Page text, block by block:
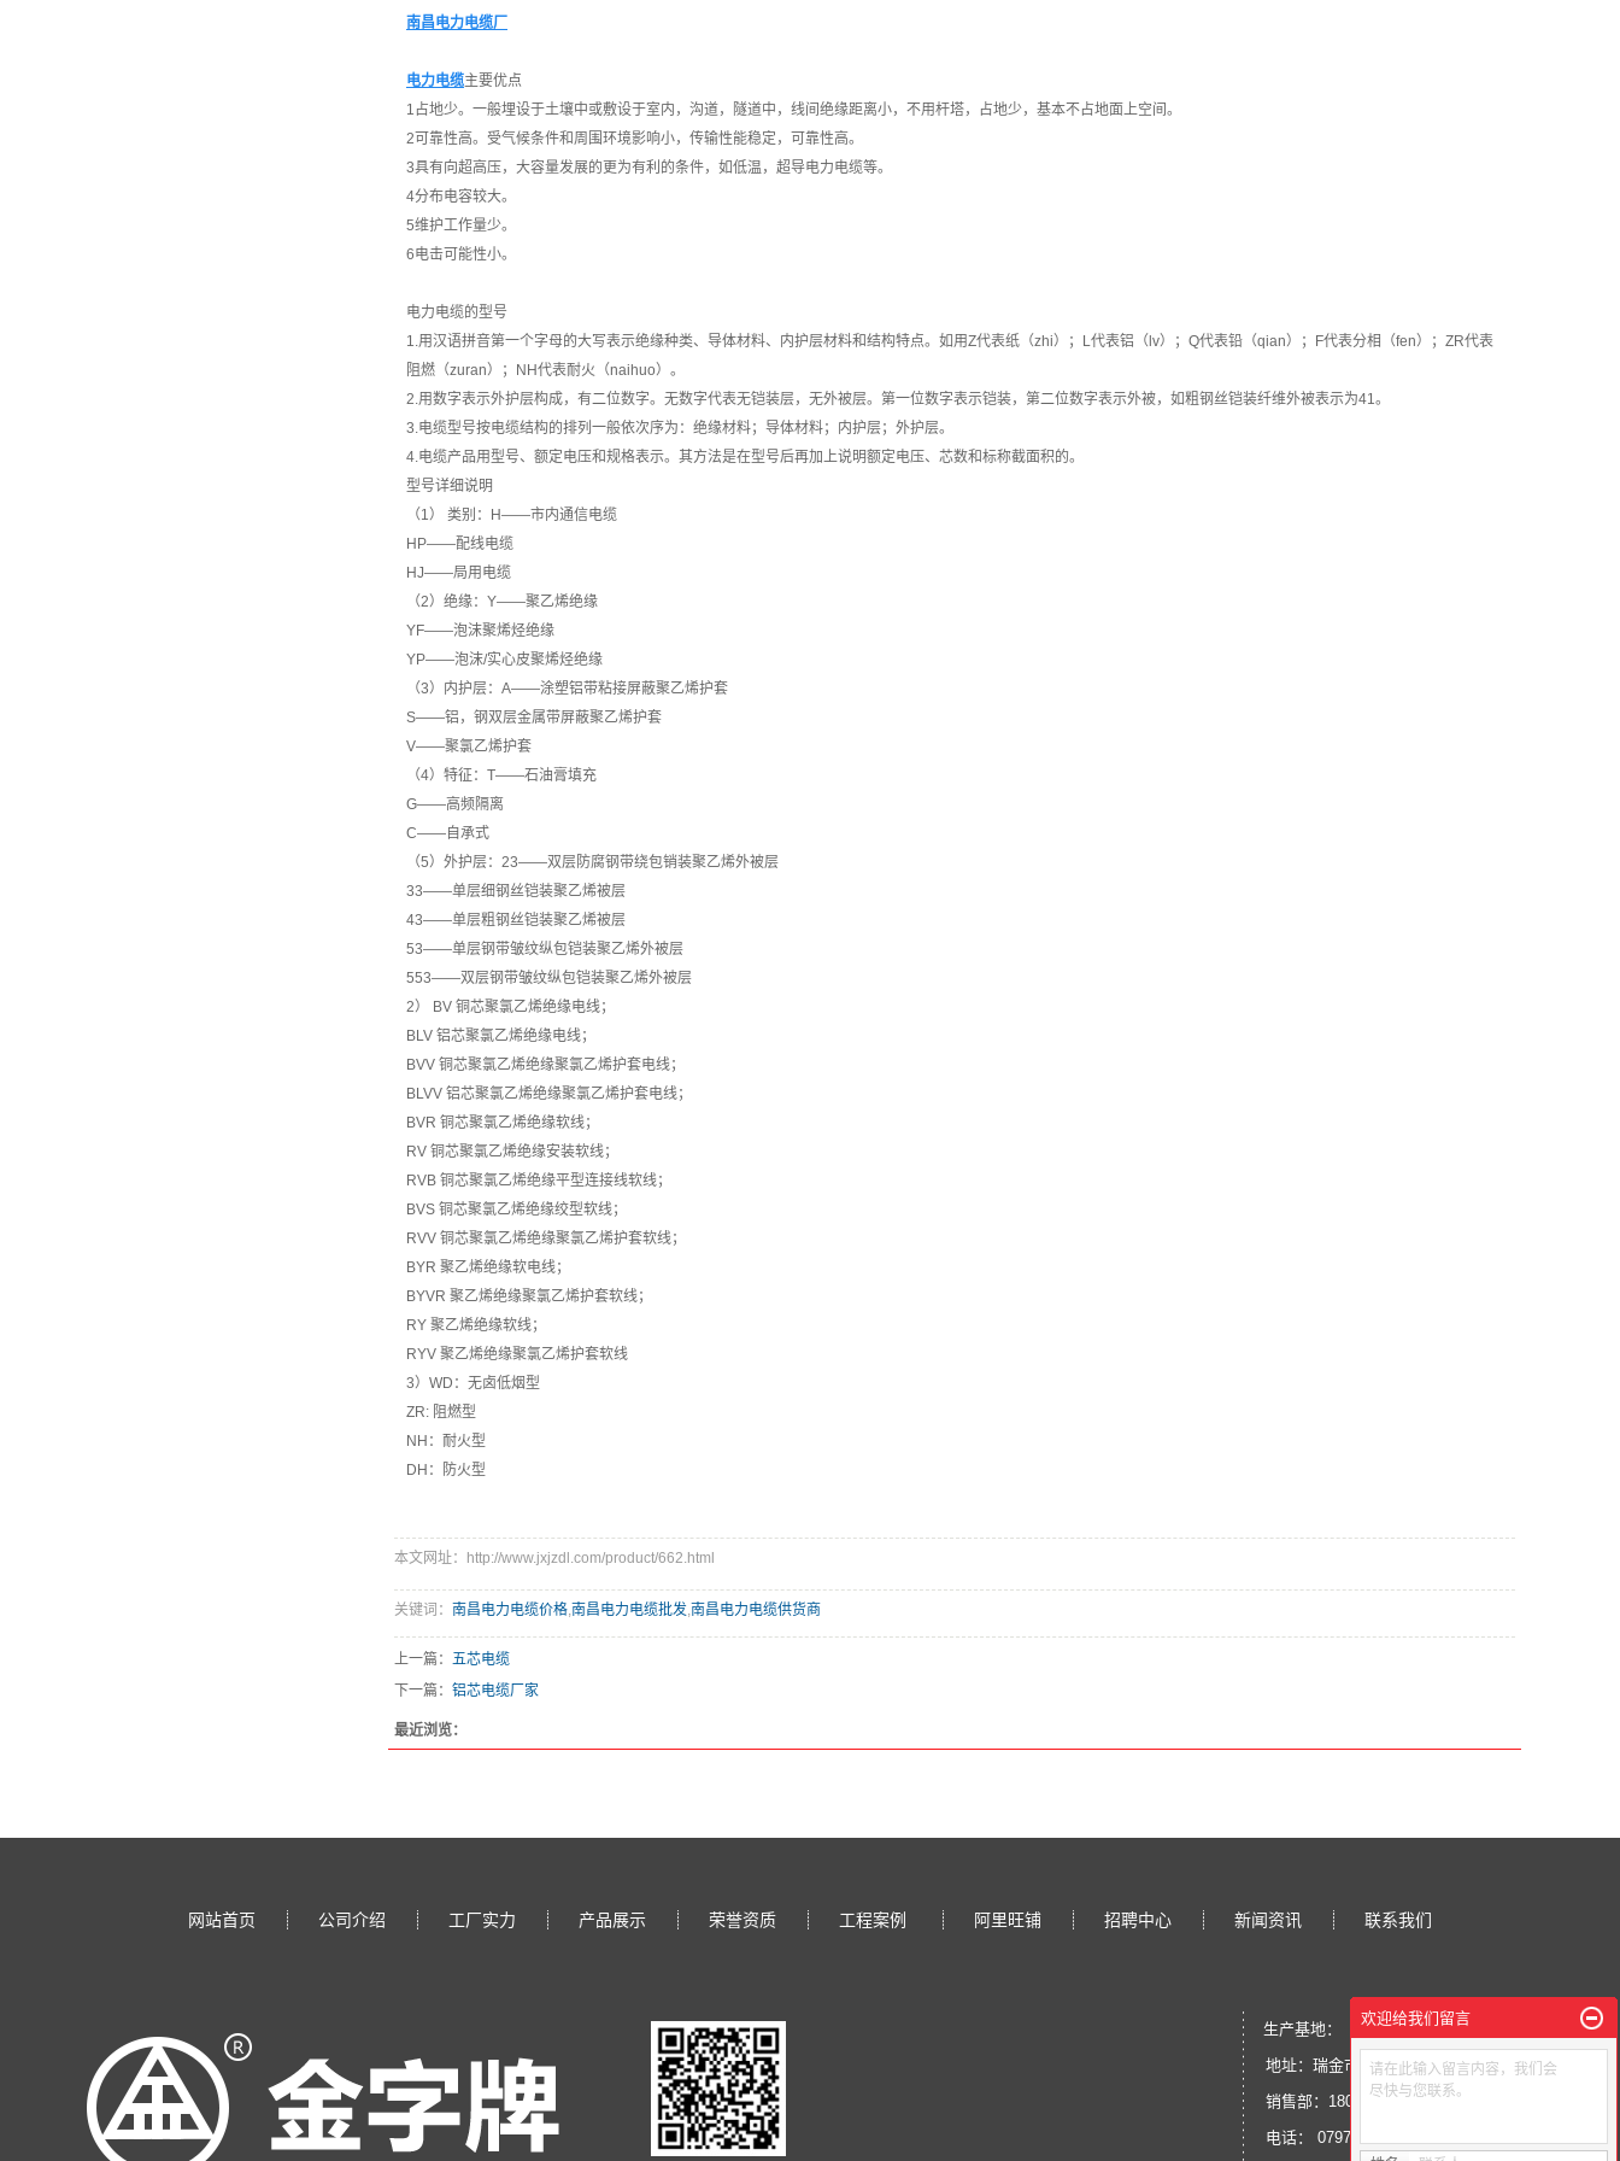
南昌电力电缆厂
电力电缆主要优点
1占地少。一般埋设于土壤中或敷设于室内，沟道，隧道中，线间绝缘距离小，不用杆塔，占地少，基本不占地面上空间。
2可靠性高。受气候条件和周围环境影响小，传输性能稳定，可靠性高。
3具有向超高压，大容量发展的更为有利的条件，如低温，超导电力电缆等。
4分布电容较大。
5维护工作量少。
6电击可能性小。
电力电缆的型号
1.用汉语拼音第一个字母的大写表示绝缘种类、导体材料、内护层材料和结构特点。如用Z代表纸（zhi）；L代表铝（lv）；Q代表铅（qian）；F代表分相（fen）；ZR代表
阻燃（zuran）；NH代表耐火（naihuo）。
2.用数字表示外护层构成，有二位数字。无数字代表无铠装层，无外被层。第一位数字表示铠装，第二位数字表示外被，如粗钢丝铠装纤维外被表示为41。
3.电缆型号按电缆结构的排列一般依次序为：绝缘材料；导体材料；内护层；外护层。
4.电缆产品用型号、额定电压和规格表示。其方法是在型号后再加上说明额定电压、芯数和标称截面积的。
型号详细说明
（1） 类别：H——市内通信电缆
HP——配线电缆
HJ——局用电缆
（2）绝缘：Y——聚乙烯绝缘
YF——泡沫聚烯烃绝缘
YP——泡沫/实心皮聚烯烃绝缘
（3）内护层：A——涂塑铝带粘接屏蔽聚乙烯护套
S——铝，钢双层金属带屏蔽聚乙烯护套
V——聚氯乙烯护套
（4）特征：T——石油膏填充
G——高频隔离
C——自承式
（5）外护层：23——双层防腐钢带绕包销装聚乙烯外被层
33——单层细钢丝铠装聚乙烯被层
43——单层粗钢丝铠装聚乙烯被层
53——单层钢带皱纹纵包铠装聚乙烯外被层
553——双层钢带皱纹纵包铠装聚乙烯外被层
2） BV 铜芯聚氯乙烯绝缘电线；
BLV 铝芯聚氯乙烯绝缘电线；
BVV 铜芯聚氯乙烯绝缘聚氯乙烯护套电线；
BLVV 铝芯聚氯乙烯绝缘聚氯乙烯护套电线；
BVR 铜芯聚氯乙烯绝缘软线；
RV 铜芯聚氯乙烯绝缘安装软线；
RVB 铜芯聚氯乙烯绝缘平型连接线软线；
BVS 铜芯聚氯乙烯绝缘绞型软线；
RVV 铜芯聚氯乙烯绝缘聚氯乙烯护套软线；
BYR 聚乙烯绝缘软电线；
BYVR 聚乙烯绝缘聚氯乙烯护套软线；
RY 聚乙烯绝缘软线；
RYV 聚乙烯绝缘聚氯乙烯护套软线
3）WD：无卤低烟型
ZR: 阻燃型
NH：耐火型
DH：防火型
本文网址：http://www.jxjzdl.com/product/662.html
关键词： 南昌电力电缆价格,南昌电力电缆批发,南昌电力电缆供货商
上一篇： 五芯电缆
下一篇： 铝芯电缆厂家
最近浏览：
网站首页 公司介绍 工厂实力 产品展示 荣誉资质 工程案例 阿里旺铺 招聘中心 新闻资讯 联系我们
生产基地：
地址：瑞金市经济开发区金鑫大道南侧
销售部：180-7731-9193
电话： 0797-2500326
欢迎给我们留言
请在此输入留言内容，我们会
尽快与您联系。